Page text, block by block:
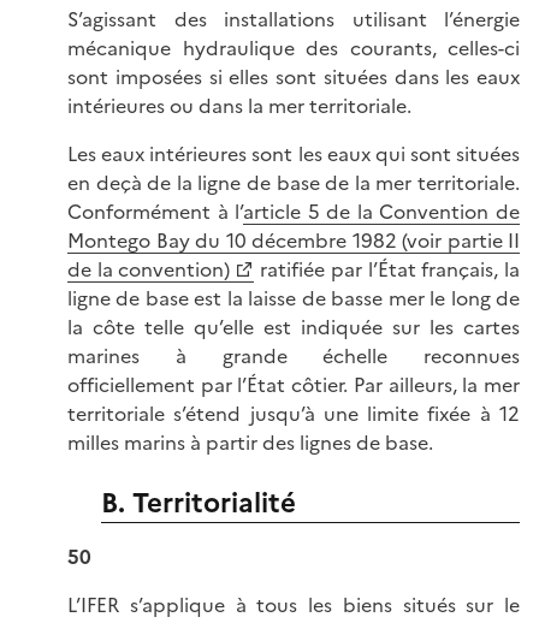
S’agissant des installations utilisant l’énergie
mécanique hydraulique des courants, celles-ci
sont imposées si elles sont situées dans les eaux
intérieures ou dans la mer territoriale.
Les eaux intérieures sont les eaux qui sont situées
en deçà de la ligne de base de la mer territoriale.
Conformément à l’article 5 de la Convention de
Montego Bay du 10 décembre 1982 (voir partie II
de la convention)
ratifiée par l’État français, la
ligne de base est la laisse de basse mer le long de
la côte telle qu’elle est indiquée sur les cartes
marines à grande échelle reconnues
officiellement par l’État côtier. Par ailleurs, la mer
territoriale s’étend jusqu’à une limite fixée à 12
milles marins à partir des lignes de base.
B. Territorialité
50
L’IFER s’applique à tous les biens situés sur le